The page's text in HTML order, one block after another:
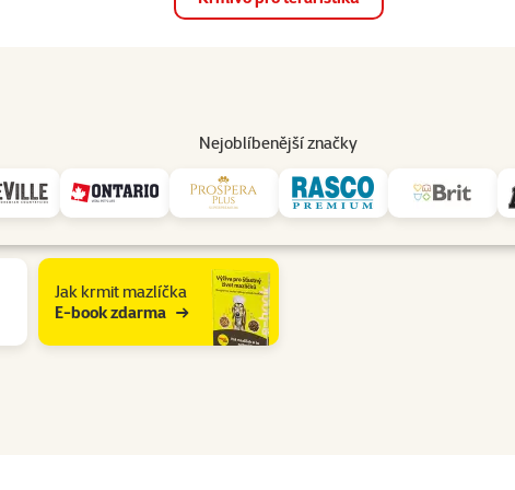
Nejoblíbenější značky
Prodejny Služby
Jak krmit mazlíčka
E-book zdarma